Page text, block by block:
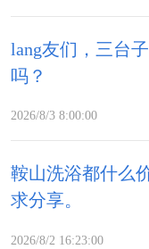
lang友们，三台
吗？
2026/8/3 8:00:00
鞍山洗浴都什么
求分享。
2026/8/2 16:23:00